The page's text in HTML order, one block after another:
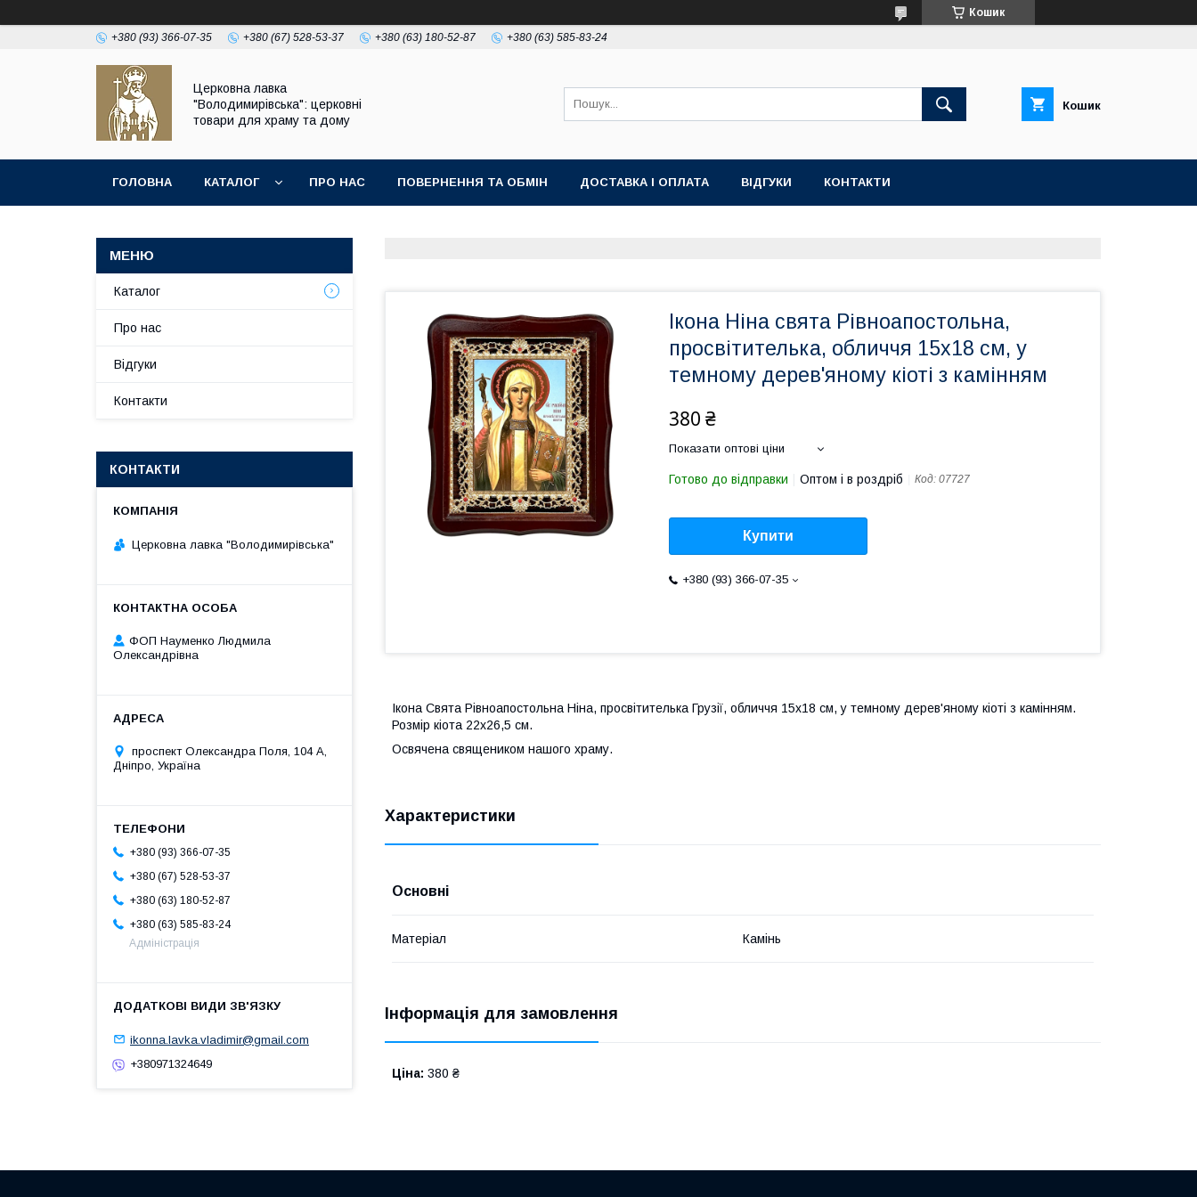
Кошик
+380 (93) 366-07-35 +380 (67) 528-53-37 +380 (63) 180-52-87 +380 (63) 585-83-24
Церковна лавка
"Володимирівська": церковні
товари для храму та дому
Кошик
ГОЛОВНА КАТАЛОГ ПРО НАС ПОВЕРНЕННЯ ТА ОБМІН ДОСТАВКА І ОПЛАТА ВІДГУКИ КОНТАКТИ
Ікона Ніна свята Рівноапостольна,
просвітителька, обличчя 15х18 см, у
темному дерев'яному кіоті з камінням
380 ₴
Показати оптові ціни
Готово до відправки Оптом і в роздріб Код: 07727
Купити
+380 (93) 366-07-35
Ікона Свята Рівноапостольна Ніна, просвітителька Грузії, обличчя 15х18 см, у темному дерев'яному кіоті з камінням.
Розмір кіота 22х26,5 см.
Освячена священиком нашого храму.
Характеристики
Основні
Матеріал Камінь
Інформація для замовлення
Ціна: 380 ₴
Каталог
Про нас
Відгуки
Контакти
КОНТАКТИ
Церковна лавка "Володимирівська"
ФОП Науменко Людмила
Олександрівна
проспект Олександра Поля, 104 А,
Дніпро, Україна
+380 (93) 366-07-35
+380 (67) 528-53-37
+380 (63) 180-52-87
+380 (63) 585-83-24
Адміністрація
ikonna.lavka.vladimir@gmail.com
+380971324649